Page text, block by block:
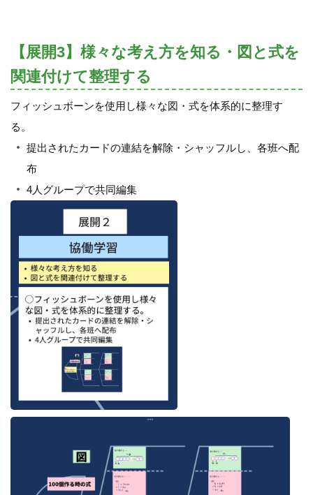
【展開3】様々な考え方を知る・図と式を
関連付けて整理する
フィッシュボーンを使用し様々な図・式を体系的に整理す
る。
提出されたカードの連結を解除・シャッフルし、各班へ配
布
4人グループで共同編集